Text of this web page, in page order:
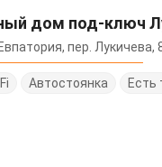
дом под-ключ
пер. Лукичева,
Автостоянка Есть